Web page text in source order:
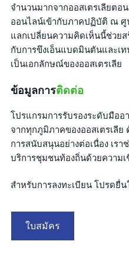
จำนวนมากจากออสเตรเลียตอ
ออนไลน์เข้ากับภาคปฏิบัติ ณ ศู
แลกเปลี่ยนความคิดเห็นนี้ช่วยส
กับการขึงเอ็นแบดมินตันและเ
เป็นเอกลักษณ์ของออสเตรเลีย
ข้อมูลการติดต่อ
โปรแกรมการรับรองระดับมือ
จากทุกภูมิภาคของออสเตรเลี
การสนับสนุนอย่างต่อเนื่อง เร
บริการชุมชนท้องถิ่นด้วยความ
สำหรับการลงทะเบียน โปรด
ใบสมัคร